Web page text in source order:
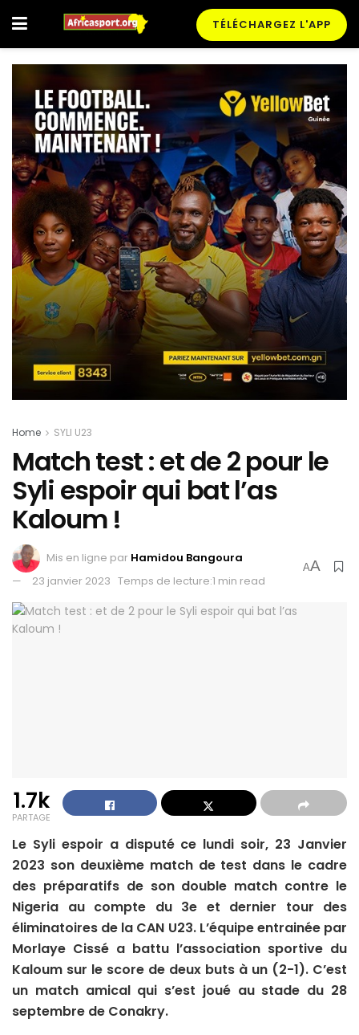
TÉLÉCHARGEZ L'APP
Home SYLI U23
Match test : et de 2 pour le
Syli espoir qui bat l’as
Kaloum !
Mis en ligne par Hamidou Bangoura
23 janvier 2023 Temps de lecture:1 min read
AA
1.7k
PARTAGE
Le Syli espoir a disputé ce lundi soir, 23 Janvier
2023 son deuxième match de test dans le cadre
des préparatifs de son double match contre le
Nigeria au compte du 3e et dernier tour des
éliminatoires de la CAN U23. L’équipe entrainée par
Morlaye Cissé a battu l’association sportive du
Kaloum sur le score de deux buts à un (2-1). C’est
un match amical qui s’est joué au stade du 28
septembre de Conakry.